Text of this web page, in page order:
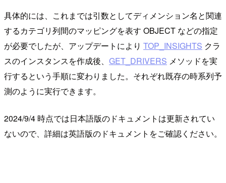
具体的には、これまでは引数としてディメンション名と関連
するカテゴリ列間のマッピングを表す OBJECT などの指定
が必要でしたが、アップデートにより TOP_INSIGHTS クラ
スのインスタンスを作成後、 GET_DRIVERS メソッドを実
行するという手順に変わりました。それぞれ既存の時系列予
測のように実行できます。
2024/9/4 時点では日本語版のドキュメントは更新されてい
ないので、詳細は英語版のドキュメントをご確認ください。